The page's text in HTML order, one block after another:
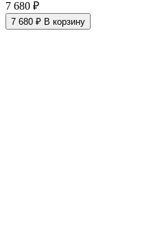
7 680 ₽
7 680 ₽ В корзину